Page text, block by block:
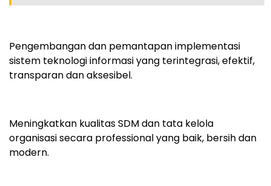
Pengembangan dan pemantapan implementasi
sistem teknologi informasi yang terintegrasi, efektif,
transparan dan aksesibel.
Meningkatkan kualitas SDM dan tata kelola
organisasi secara professional yang baik, bersih dan
modern.